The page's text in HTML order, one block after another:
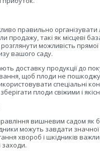
правильно
продажу, такі як місцеві
можливість прямої
вашого саду.
доставку продукції до
щоб плоди не
спеціальні
плоди свіжими і
вишневим садом як
можуть завдати
хвороб і шкідників
заходи.